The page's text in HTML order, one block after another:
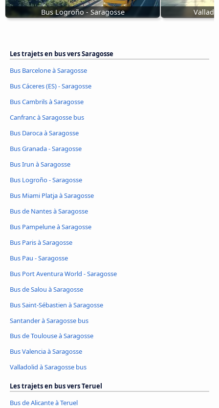
Bus Logroño - Saragosse
Les trajets en bus vers Saragosse
Bus Barcelone à Saragosse
Bus Cáceres‎ (ES) - Saragosse
Bus Cambrils à Saragosse
Canfranc à Saragosse bus
Bus Daroca à Saragosse
Bus Granada - Saragosse
Bus Irun à Saragosse
Bus Logroño - Saragosse
Bus Miami Platja à Saragosse
Bus de Nantes à Saragosse
Bus Pampelune à Saragosse
Bus Paris à Saragosse
Bus Pau - Saragosse
Bus Port Aventura World - Saragosse
Bus de Salou à Saragosse
Bus Saint-Sébastien à Saragosse
Santander à Saragosse bus
Bus de Toulouse à Saragosse
Bus Valencia à Saragosse
Valladolid à Saragosse bus
Les trajets en bus vers Teruel
Bus de Alicante à Teruel